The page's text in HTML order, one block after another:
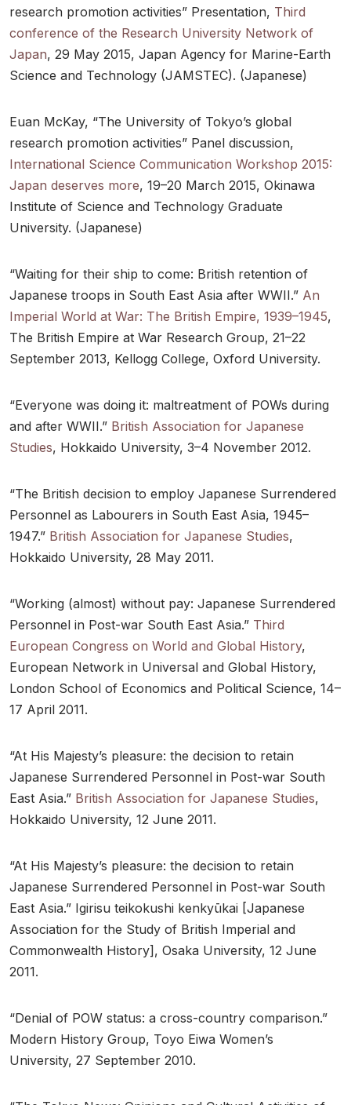
research promotion activities” Presentation, Third
conference of the Research University Network of
Japan, 29 May 2015, Japan Agency for Marine-Earth
Science and Technology (JAMSTEC). (Japanese)
Euan McKay, “The University of Tokyo’s global
research promotion activities” Panel discussion,
International Science Communication Workshop 2015:
Japan deserves more, 19–20 March 2015, Okinawa
Institute of Science and Technology Graduate
University. (Japanese)
“Waiting for their ship to come: British retention of
Japanese troops in South East Asia after WWII.” An
Imperial World at War: The British Empire, 1939–1945,
The British Empire at War Research Group, 21–22
September 2013, Kellogg College, Oxford University.
“Everyone was doing it: maltreatment of POWs during
and after WWII.” British Association for Japanese
Studies, Hokkaido University, 3–4 November 2012.
“The British decision to employ Japanese Surrendered
Personnel as Labourers in South East Asia, 1945–
1947.” British Association for Japanese Studies,
Hokkaido University, 28 May 2011.
“Working (almost) without pay: Japanese Surrendered
Personnel in Post-war South East Asia.” Third
European Congress on World and Global History,
European Network in Universal and Global History,
London School of Economics and Political Science, 14–
17 April 2011.
“At His Majesty’s pleasure: the decision to retain
Japanese Surrendered Personnel in Post-war South
East Asia.” British Association for Japanese Studies,
Hokkaido University, 12 June 2011.
“At His Majesty’s pleasure: the decision to retain
Japanese Surrendered Personnel in Post-war South
East Asia.” Igirisu teikokushi kenkyūkai [Japanese
Association for the Study of British Imperial and
Commonwealth History], Osaka University, 12 June
2011.
“Denial of POW status: a cross-country comparison.”
Modern History Group, Toyo Eiwa Women’s
University, 27 September 2010.